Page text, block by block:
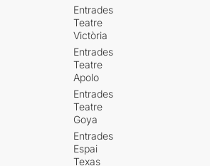
Entrades
Teatre
Victòria
Entrades
Teatre
Apolo
Entrades
Teatre
Goya
Entrades
Espai
Texas